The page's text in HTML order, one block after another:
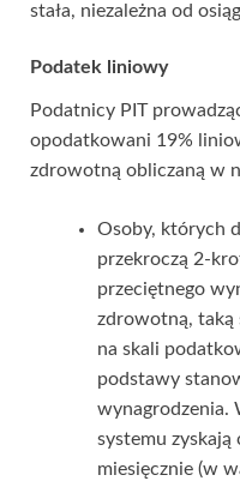
stała, niezależna od
Podatek liniowy
Podatnicy PIT
opodatkowani 19%
zdrowotną obliczaną w
Osoby, których
przekroczą 2-
przeciętnego
zdrowotną, taką
na skali
podstawy
wynagrodzenia.
systemu zyskają
miesięcznie (w